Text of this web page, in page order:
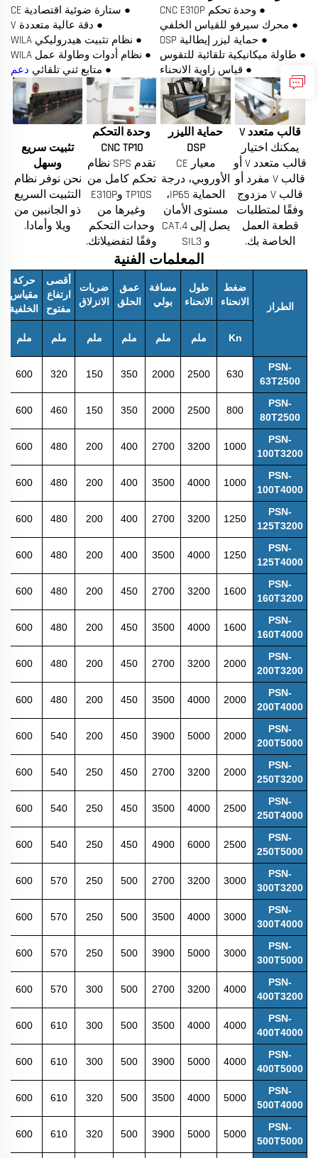
● وحدة تحكم CNC E310P
● محرك سيرفو للقياس الخلفي
● حماية ليزر إيطالية DSP
● طاولة ميكانيكية تلقائية للتقوس
● قياس زاوية الانحناء
● ستارة ضوئية اقتصادية CE
● دقة عالية متعددة V
● نظام تثبيت هيدروليكي WILA
● نظام أدوات وطاولة عمل WILA
● متابع ثني تلقائي دعم
قالب متعدد V
يمكنك اختيار
قالب متعدد V أو
قالب V مفرد أو
قالب V مزدوج
وفقًا لمتطلبات
قطعة العمل
الخاصة بك.
حماية الليزر
DSP
معيار CE
الأوروبي، درجة
الحماية IP65،
مستوى الأمان
يصل إلى CAT.4
و SIL3
وحدة التحكم
CNC TP10
تقدم SPS نظام
تحكم كامل من
TP10S وE310P
وغيرها من
وحدات التحكم
وفقًا لتفضيلاتك.
تثبيت سريع
وسهل
نحن نوفر نظام
التثبيت السريع
ذو الجانبين من
ويلا وأمادا.
المعلمات الفنية
الطراز
ضغط
الانحناء
طول
الانحناء
مسافة
بولي
عمق
الحلق
ضربات
الانزلاق
أقصى
ارتفاع
مفتوح
حركة
مقياس
الخلفية
Kn ملم ملم ملم ملم ملم ملم
PSN-
63T2500
630
2500
2000
350
150
320
600
PSN-
80T2500
800
2500
2000
350
150
460
600
PSN-
100T3200
1000
3200
2700
400
200
480
600
PSN-
100T4000
1000
4000
3500
400
200
480
600
PSN-
125T3200
1250
3200
2700
400
200
480
600
PSN-
125T4000
1250
4000
3500
400
200
480
600
PSN-
160T3200
1600
3200
2700
450
200
480
600
PSN-
160T4000
1600
4000
3500
450
200
480
600
PSN-
200T3200
2000
3200
2700
450
200
480
600
PSN-
200T4000
2000
4000
3500
450
200
480
600
PSN-
200T5000
2000
5000
3900
450
200
540
600
PSN-
250T3200
2000
3200
2700
450
250
540
600
PSN-
250T4000
2500
4000
3500
450
250
540
600
PSN-
250T5000
2500
6000
4900
450
250
540
600
PSN-
300T3200
3000
3200
2700
500
250
570
600
PSN-
300T4000
3000
4000
3500
500
250
570
600
PSN-
300T5000
3000
5000
3900
500
250
570
600
PSN-
400T3200
4000
3200
2700
500
300
570
600
PSN-
400T4000
4000
4000
3500
500
300
610
600
PSN-
400T5000
4000
5000
3900
500
300
610
600
PSN-
500T4000
5000
4000
3500
500
320
610
600
PSN-
500T5000
5000
5000
3900
500
320
610
600